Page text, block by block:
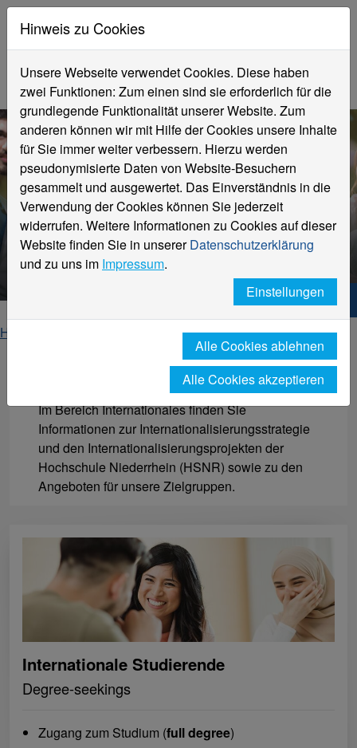
Internationales
Hochschule Niederrhein. Dein Weg.
Home
Herzlich willkommen.
Im Bereich Internationales finden Sie
Informationen zur Internationalisierungsstrategie
und den Internationalisierungsprojekten der
Hochschule Niederrhein (HSNR) sowie zu den
Angeboten für unsere Zielgruppen.
Internationale Studierende
Degree-seekings
Zugang zum Studium (full degree)
Hinweis zu Cookies
Unsere Webseite verwendet Cookies. Diese haben
zwei Funktionen: Zum einen sind sie erforderlich für die
grundlegende Funktionalität unserer Website. Zum
anderen können wir mit Hilfe der Cookies unsere Inhalte
für Sie immer weiter verbessern. Hierzu werden
pseudonymisierte Daten von Website-Besuchern
gesammelt und ausgewertet. Das Einverständnis in die
Verwendung der Cookies können Sie jederzeit
widerrufen. Weitere Informationen zu Cookies auf dieser
Website finden Sie in unsererDatenschutzerklärung
und zu uns im Impressum.
Einstellungen
Alle Cookies ablehnen
Alle Cookies akzeptieren